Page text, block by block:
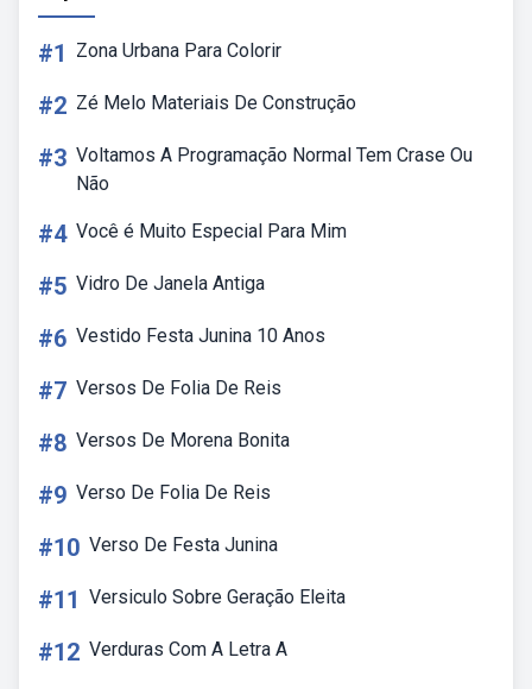
#1 Zona Urbana Para Colorir
#2 Zé Melo Materiais De Construção
#3 Voltamos A Programação Normal Tem Crase Ou
Não
#4 Você é Muito Especial Para Mim
#5 Vidro De Janela Antiga
#6 Vestido Festa Junina 10 Anos
#7 Versos De Folia De Reis
#8 Versos De Morena Bonita
#9 Verso De Folia De Reis
#10 Verso De Festa Junina
#11 Versiculo Sobre Geração Eleita
#12 Verduras Com A Letra A